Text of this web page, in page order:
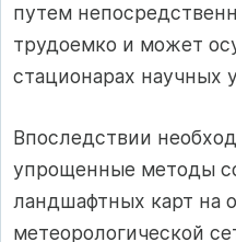
путем
трудоемко и может
стационарах научных
Впоследствии
упрощенные методы
ландшафтных карт на
метеорологической